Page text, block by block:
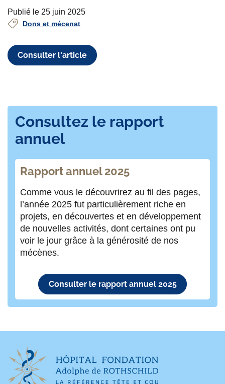
Publié le 25 juin 2025
Dons et mécenat
Consulter l'article
Consultez le rapport
annuel
Rapport annuel 2025
Comme vous le découvrirez au fil des pages,
l’année 2025 fut particulièrement riche en
projets, en découvertes et en développement
de nouvelles activités, dont certaines ont pu
voir le jour grâce à la générosité de nos
mécènes.
Consulter le rapport annuel 2025